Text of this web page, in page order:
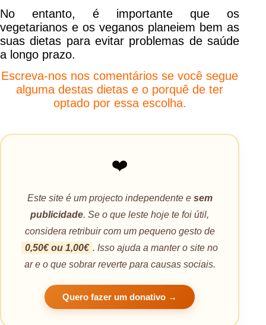
No entanto, é importante que os
vegetarianos e os veganos planeiem bem as
suas dietas para evitar problemas de saúde
a longo prazo.
Escreva-nos nos comentários se você segue
alguma destas dietas e o porquê de ter
optado por essa escolha.
❤️
Este site é um projecto independente e sem
publicidade. Se o que leste hoje te foi útil,
considera retribuir com um pequeno gesto de
0,50€ ou 1,00€ . Isso ajuda a manter o site no
ar e o que sobrar reverte para causas sociais.
Quero fazer um donativo →